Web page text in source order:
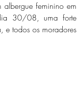
feminino em
30/08, uma forte
e todos os moradores